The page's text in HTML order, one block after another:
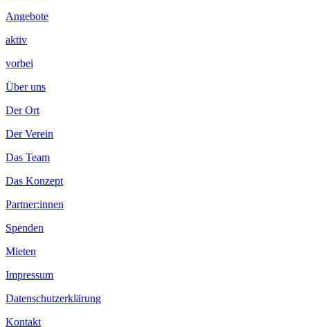
Angebote
aktiv
vorbei
Über uns
Der Ort
Der Verein
Das Team
Das Konzept
Partner:innen
Spenden
Mieten
Impressum
Datenschutzerklärung
Kontakt